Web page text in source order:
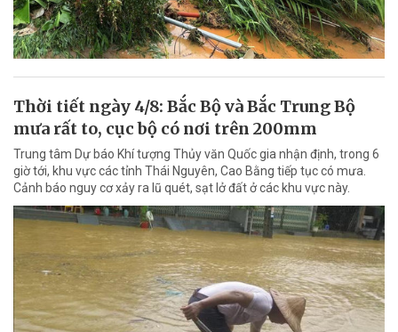
Thời tiết ngày 4/8: Bắc Bộ và Bắc Trung Bộ
mưa rất to, cục bộ có nơi trên 200mm
Trung tâm Dự báo Khí tượng Thủy văn Quốc gia nhận định, trong 6
giờ tới, khu vực các tỉnh Thái Nguyên, Cao Bằng tiếp tục có mưa.
Cảnh báo nguy cơ xảy ra lũ quét, sạt lở đất ở các khu vực này.